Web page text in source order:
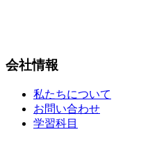
会社情報
私たちについて
お問い合わせ
学習科目